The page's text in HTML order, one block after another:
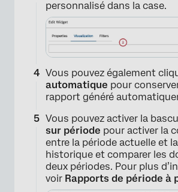
personnalisé dans la case.
Vous pouvez également
automatique pour
rapport généré
Vous pouvez activer la
sur période pour activer la
entre la période actuelle et
historique et comparer les
deux périodes. Pour plus
voir Rapports de période à